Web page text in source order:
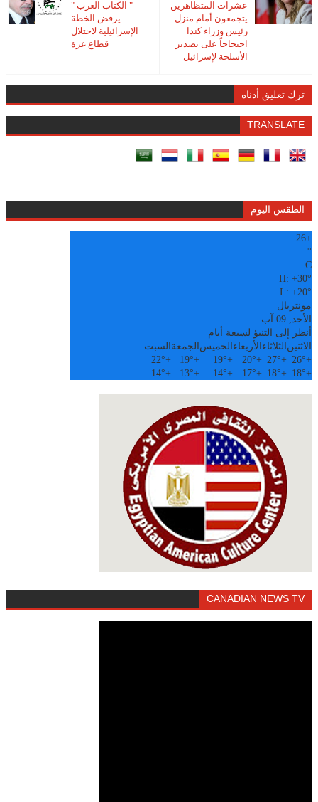
" الكتاب العرب "
يرفض الخطة
الإسرائيلية لاحتلال
قطاع غزة
عشرات المتظاهرين
يتجمعون أمام منزل
رئيس وزراء كندا
احتجاجاً على تصدير
الأسلحة لإسرائيل
ترك تعليق أدناه
TRANSLATE
الطقس اليوم
+
26
°
C
H:+30°
L:+20°
مونتريال
الأحد, 09 آب
أنظر إلى التنبؤ لسبعة أيام
الاثنين الثلاثاء الأربعاء الخميس الجمعة السبت
+
26°
+
27°
+
20°
+
19°
+
19°
+
22°
+
18°
+
18°
+
17°
+
14°
+
13°
+
14°
CANADIAN NEWS TV